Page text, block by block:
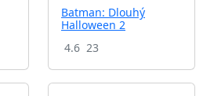
Batman: Dlouhý
Halloween 2
4.6 23